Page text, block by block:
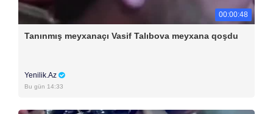
00:00:48
Tanınmış meyxanaçı Vasif Talıbova meyxana qoşdu
Yenilik.Az
Bu gün 14:33